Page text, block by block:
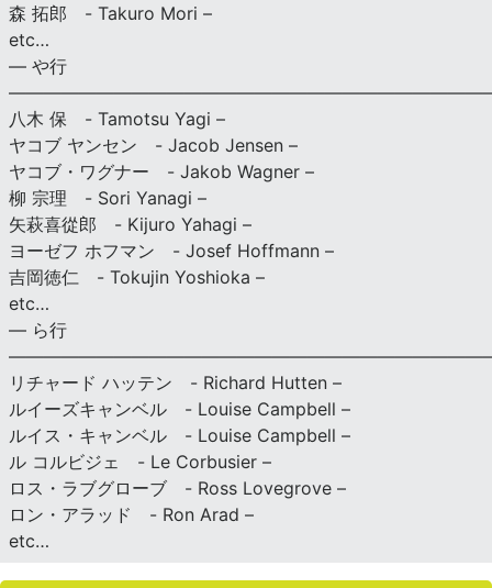
森 拓郎 - Takuro Mori –
etc…
— や行
八木 保 - Tamotsu Yagi –
ヤコブ ヤンセン - Jacob Jensen –
ヤコブ・ワグナー - Jakob Wagner –
柳 宗理 - Sori Yanagi –
矢萩喜從郎 - Kijuro Yahagi –
ヨーゼフ ホフマン - Josef Hoffmann –
吉岡徳仁 - Tokujin Yoshioka –
etc…
— ら行
リチャード ハッテン - Richard Hutten –
ルイーズキャンベル - Louise Campbell –
ルイス・キャンベル - Louise Campbell –
ル コルビジェ - Le Corbusier –
ロス・ラブグローブ - Ross Lovegrove –
ロン・アラッド - Ron Arad –
etc…